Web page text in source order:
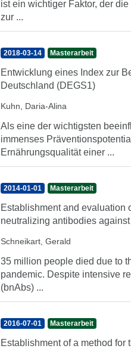
ist ein wichtiger Faktor, der
zur ...
2018-03-14 Masterarbeit
Entwicklung eines Index zur
Deutschland (DEGS1)
Kuhn, Daria-Alina
Als eine der wichtigsten
immenses
Ernährungsqualität einer ...
2014-01-01 Masterarbeit
Establishment and evaluation
neutralizing antibodies against
Schneikart, Gerald
35 million people died due to
pandemic. Despite intensive
(bnAbs) ...
2016-07-01 Masterarbeit
Establishment of a method